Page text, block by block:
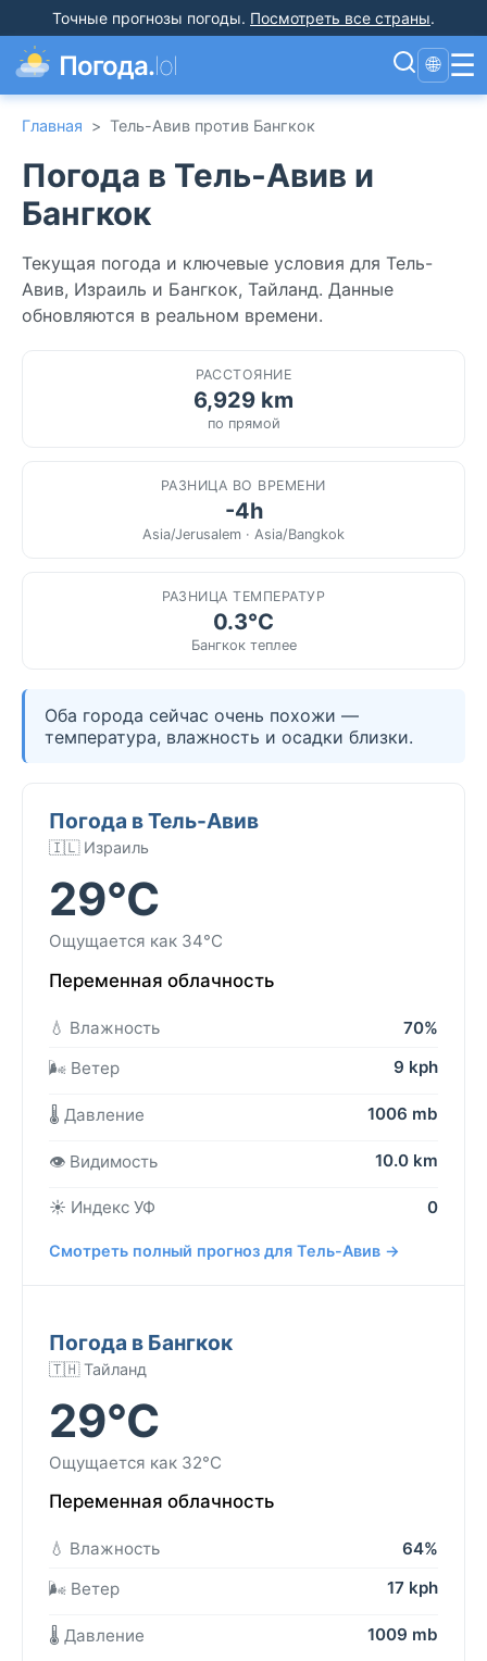
Точные прогнозы погоды. Посмотреть все страны.
Погода.lol 🌐 ☰
Главная > Тель-Авив против Бангкок
Погода в Тель-Авив и
Бангкок
Текущая погода и ключевые условия для Тель-
Авив, Израиль и Бангкок, Тайланд. Данные
обновляются в реальном времени.
РАССТОЯНИЕ
6,929 km
по прямой
РАЗНИЦА ВО ВРЕМЕНИ
-4h
Asia/Jerusalem · Asia/Bangkok
РАЗНИЦА ТЕМПЕРАТУР
0.3°C
Бангкок теплее
Оба города сейчас очень похожи —
температура, влажность и осадки близки.
Погода в Тель-Авив
🇮🇱 Израиль
29°C
Ощущается как 34°C
Переменная облачность
💧 Влажность
70%
🌬️ Ветер
9 kph
🌡️ Давление 1006 mb
👁️ Видимость 10.0 km
☀️ Индекс УФ 0
Смотреть полный прогноз для Тель-Авив →
Погода в Бангкок
🇹🇭 Тайланд
29°C
Ощущается как 32°C
Переменная облачность
💧 Влажность
64%
🌬️ Ветер
17 kph
🌡️ Давление 1009 mb